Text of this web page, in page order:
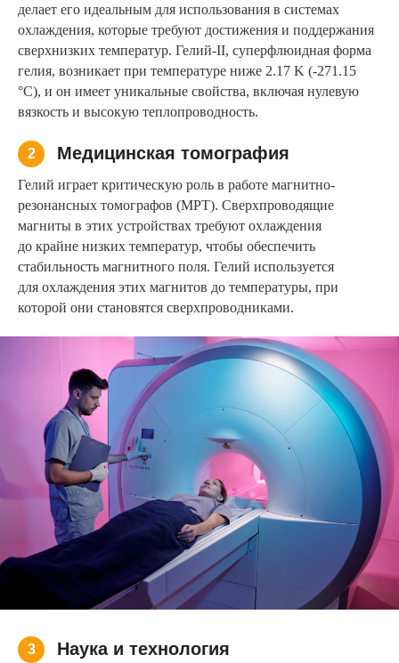
делает его идеальным для использования в системах
охлаждения, которые требуют достижения и поддержания
сверхнизких температур. Гелий-II, суперфлюидная форма
гелия, возникает при температуре ниже 2.17 K (-271.15
°C), и он имеет уникальные свойства, включая нулевую
вязкость и высокую теплопроводность.
2 Медицинская томография
Гелий играет критическую роль в работе магнитно-
резонансных томографов (МРТ). Сверхпроводящие
магниты в этих устройствах требуют охлаждения
до крайне низких температур, чтобы обеспечить
стабильность магнитного поля. Гелий используется
для охлаждения этих магнитов до температуры, при
которой они становятся сверхпроводниками.
3 Наука и технология